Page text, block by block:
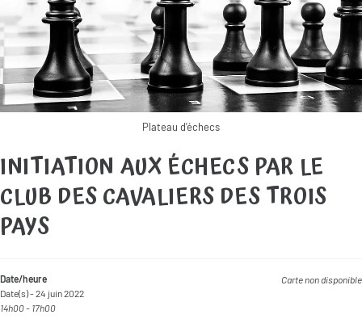
Plateau d'échecs
INITIATION AUX ÉCHECS PAR LE
CLUB DES CAVALIERS DES TROIS
PAYS
Carte non disponible
Date/heure
Date(s) - 24 juin 2022
14h00 - 17h00